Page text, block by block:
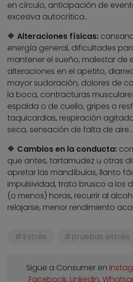
en círculo, anticipación de
excesiva autocrítica…
🔶 Alteraciones físicas:
energía general, dificultades
mantener el sueño, malestar de
alteraciones en el apetito,
mayor sudoración, dolores de
la boca, contracturas
espalda o de cuello, gripes o
taquicardias, respiración
seca, sensación de falta de aire…
🔶 Cambios en la conducta:
que antes, tartamudez u otras
apretar las mandíbulas, llanto
impulsividad, trato brusco a los
(o menos) horas, recurrir al
relajarse, menor rendimiento
Estrés pruebas estrés
Sigue a Consumer en
Facebook, Linkedin,